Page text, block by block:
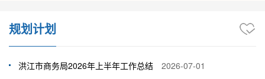
规划计划
洪江市商务局2026年上半年工作总结
2026-07-01